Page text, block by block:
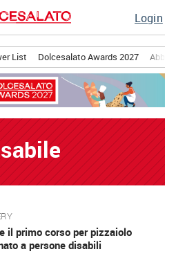
Login
List Dolcesalato Awards 2027
il primo corso per pizzaiolo
a persone disabili